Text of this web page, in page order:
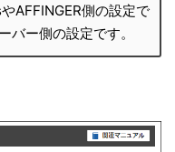
AFFINGER側の設定で
バー側の設定です。